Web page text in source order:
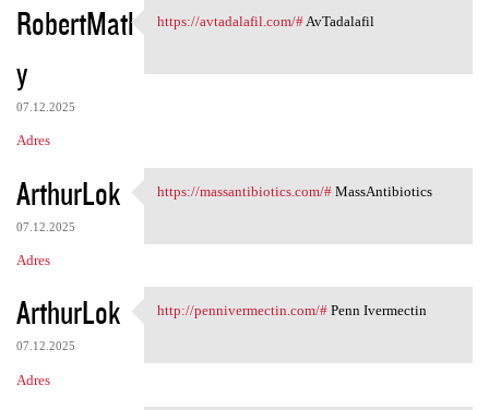
RobertMatl
y
07.12.2025
Adres
https://avtadalafil.com/#
https://avtadalafil.com/#AvTadalafil
ArthurLok
07.12.2025
Adres
https://massantibiotics.com/#
https://massantibiotics.com/#MassAntibiotics
ArthurLok
07.12.2025
Adres
http://pennivermectin.com/#
http://pennivermectin.com/#Penn Ivermectin